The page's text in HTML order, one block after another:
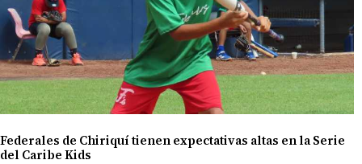
Federales de Chiriquí tienen expectativas altas en la Serie
del Caribe Kids